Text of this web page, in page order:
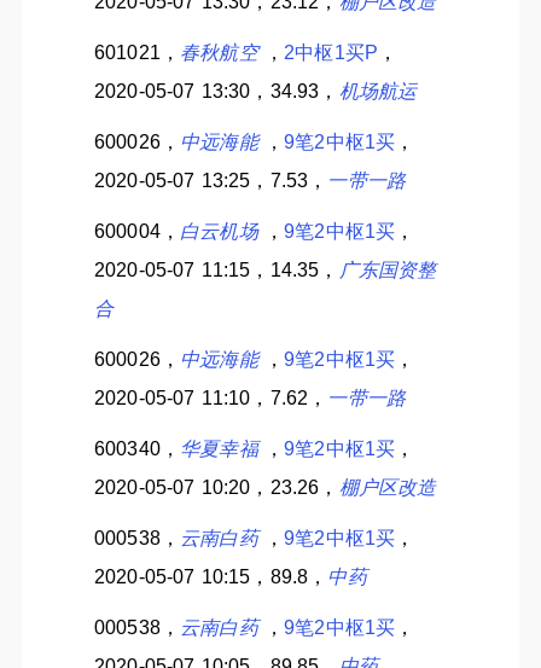
601021， 春秋航空 ， 2中枢1买P ，
2020-05-07 13:30，34.93， 机场航运
600026， 中远海能 ，9笔2中枢1买 ，
2020-05-07 13:25，7.53， 一带一路
600004， 白云机场 ，9笔2中枢1买 ，
2020-05-07 11:15，14.35， 广东国资整
合
600026， 中远海能 ，9笔2中枢1买 ，
2020-05-07 11:10，7.62， 一带一路
600340， 华夏幸福 ，9笔2中枢1买 ，
2020-05-07 10:20，23.26， 棚户区改造
000538， 云南白药 ，9笔2中枢1买 ，
2020-05-07 10:15，89.8， 中药
000538， 云南白药 ，9笔2中枢1买 ，